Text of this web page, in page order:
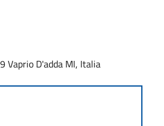
Vaprio D'adda MI, Italia